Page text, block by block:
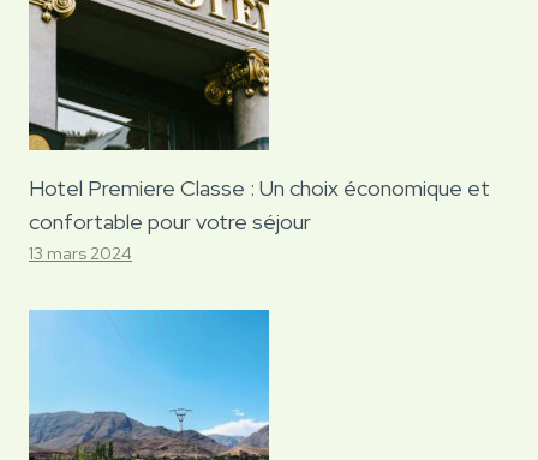
Hotel Premiere Classe : Un choix économique et
confortable pour votre séjour
13 mars 2024